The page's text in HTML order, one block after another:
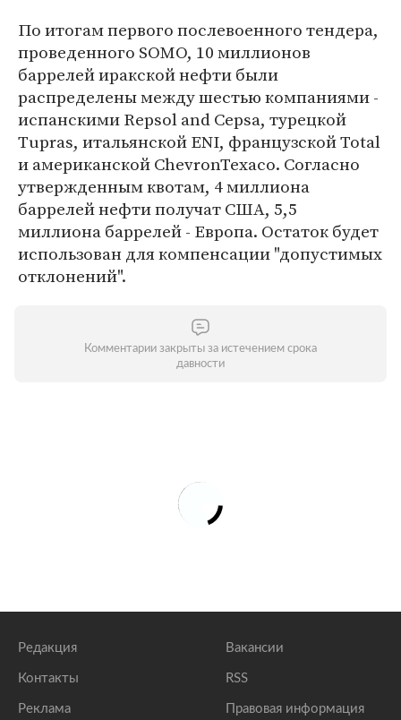
По итогам первого послевоенного тендера,
проведенного SOMO, 10 миллионов
баррелей иракской нефти были
распределены между шестью компаниями -
испанскими Repsol and Cepsa, турецкой
Tupras, итальянской ENI, французской Total
и американской ChevronTexaco. Согласно
утвержденным квотам, 4 миллиона
баррелей нефти получат США, 5,5
миллиона баррелей - Европа. Остаток будет
использован для компенсации "допустимых
отклонений".
Комментарии закрыты за истечением срока
давности
Редакция
Контакты
Реклама
Вакансии
RSS
Правовая информация